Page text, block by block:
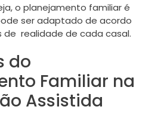
o planejamento familiar é
ser adaptado de acordo
de realidade de cada casal.
do
Familiar na
Assistida